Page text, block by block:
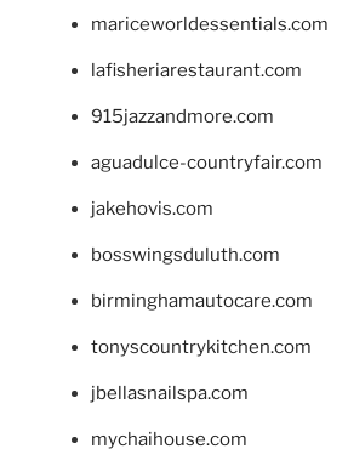
mariceworldessentials.com
lafisheriarestaurant.com
915jazzandmore.com
aguadulce-countryfair.com
jakehovis.com
bosswingsduluth.com
birminghamautocare.com
tonyscountrykitchen.com
jbellasnailspa.com
mychaihouse.com